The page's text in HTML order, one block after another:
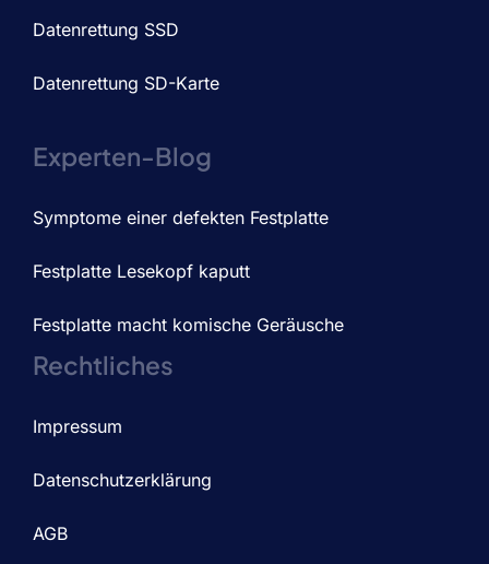
Datenrettung SSD
Datenrettung SD-Karte
Experten-Blog
Symptome einer defekten Festplatte
Festplatte Lesekopf kaputt
Festplatte macht komische Geräusche
Rechtliches
Impressum
Datenschutzerklärung
AGB